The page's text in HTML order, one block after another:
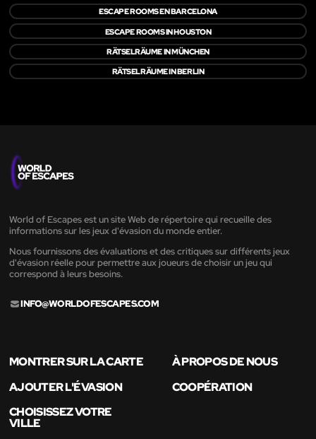
ESCAPE ROOMS EN BARCELONA
ESCAPE ROOMS IN HOUSTON
RÄTSELRÄUME IN MÜNCHEN
RÄTSELRÄUME IN BERLIN
World of Escapes est un site Web de répertoire qui recueille des
informations sur les jeux d'évasion du monde entier.
Nous fournissons des évaluations et des critiques sur différents jeux
d'évasion réelle pour permettre aux joueurs de choisir un jeu qui
correspond à leurs besoins.
INFO@WORLDOFESCAPES.COM
MONTRER SUR LA CARTE
À PROPOS DE NOUS
AJOUTER L'ÉVASION
COOPÉRATION
CHOISISSEZ VOTRE
VILLE